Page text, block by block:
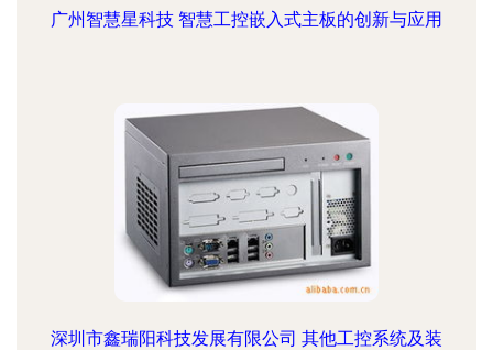
广州智慧星科技 智慧工控嵌入式主板的创新与应用
深圳市鑫瑞阳科技发展有限公司 其他工控系统及装